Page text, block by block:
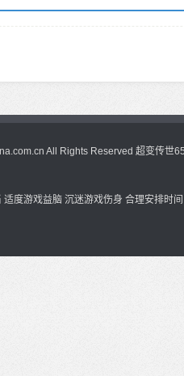
All Rights Reserved 超变传世
度游戏益脑 沉迷游戏伤身 合理安排时